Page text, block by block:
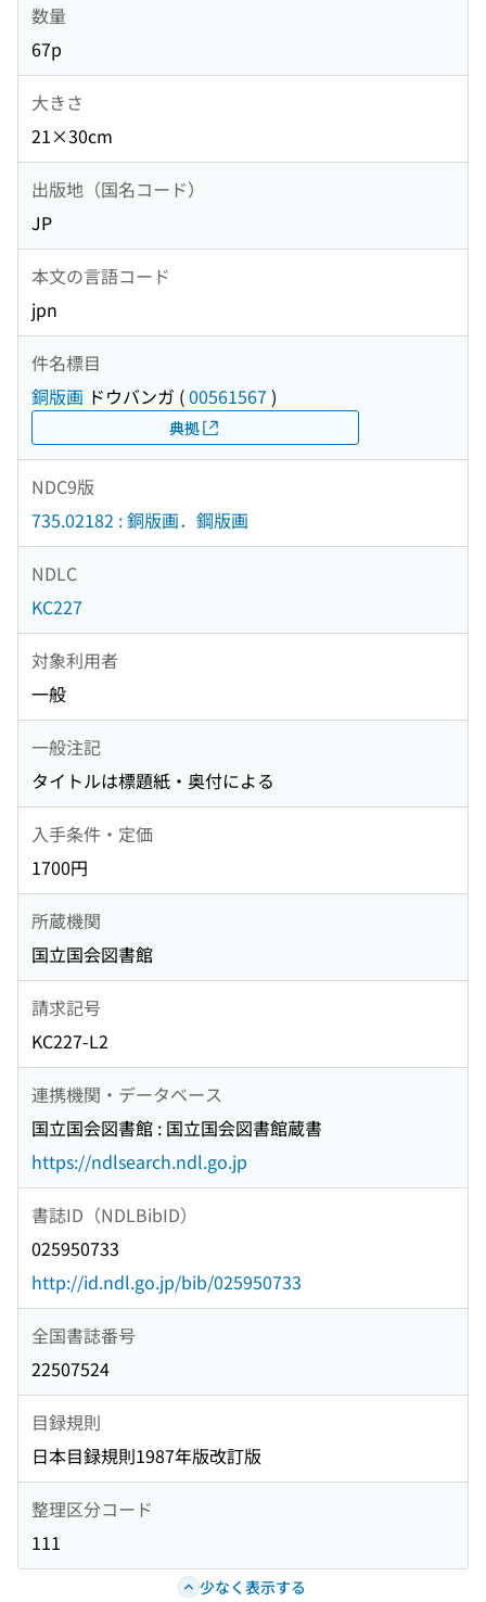
数量
67p
大きさ
21×30cm
出版地（国名コード）
JP
本文の言語コード
jpn
件名標目
銅版画 ドウバンガ (00561567 )
典拠
NDC9版
735.02182 : 銅版画．鋼版画
NDLC
KC227
対象利用者
一般
一般注記
タイトルは標題紙・奥付による
入手条件・定価
1700円
所蔵機関
国立国会図書館
請求記号
KC227-L2
連携機関・データベース
国立国会図書館 : 国立国会図書館蔵書
https://ndlsearch.ndl.go.jp
書誌ID（NDLBibID）
025950733
http://id.ndl.go.jp/bib/025950733
全国書誌番号
22507524
目録規則
日本目録規則1987年版改訂版
整理区分コード
111
少なく表示する